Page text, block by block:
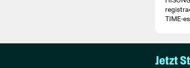
TIME-
Jetzt